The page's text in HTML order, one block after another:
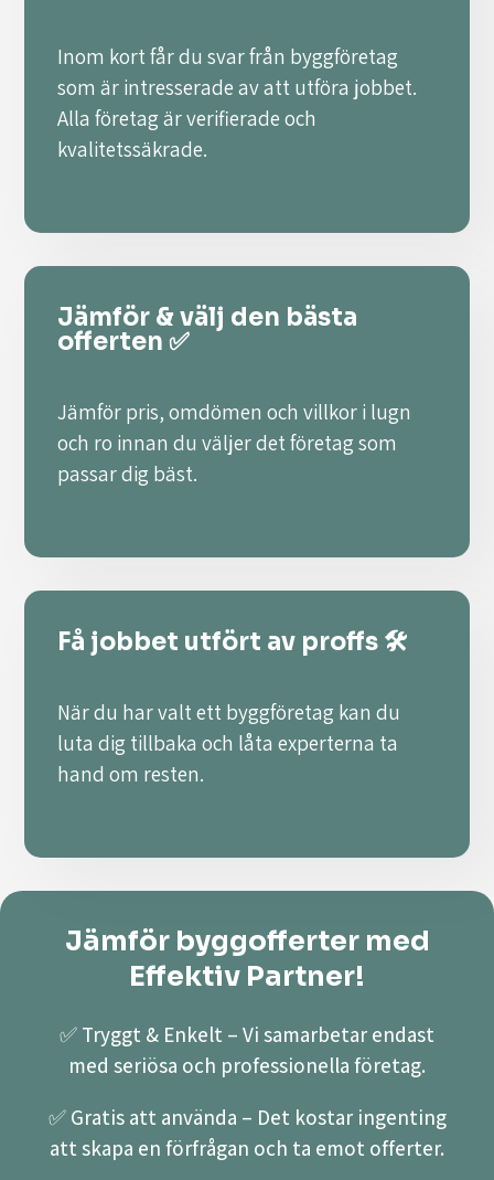
Inom kort får du svar från byggföretag
som är intresserade av att utföra jobbet.
Alla företag är verifierade och
kvalitetssäkrade.
Jämför & välj den bästa
offerten ✅
Jämför pris, omdömen och villkor i lugn
och ro innan du väljer det företag som
passar dig bäst.
Få jobbet utfört av proffs 🛠️
När du har valt ett byggföretag kan du
luta dig tillbaka och låta experterna ta
hand om resten.
Jämför byggofferter med
Effektiv Partner!
✅ Tryggt & Enkelt – Vi samarbetar endast
med seriösa och professionella företag.
✅ Gratis att använda – Det kostar ingenting
att skapa en förfrågan och ta emot offerter.